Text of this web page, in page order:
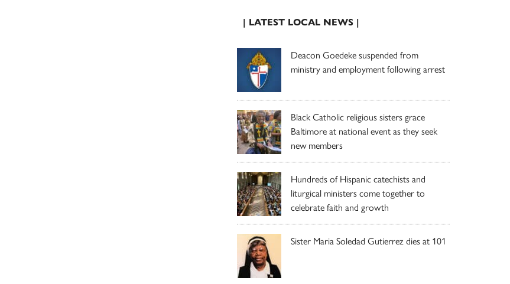
| LATEST LOCAL NEWS |
Deacon Goedeke suspended from
ministry and employment following arrest
Black Catholic religious sisters grace
Baltimore at national event as they seek
new members
Hundreds of Hispanic catechists and
liturgical ministers come together to
celebrate faith and growth
Sister Maria Soledad Gutierrez dies at 101